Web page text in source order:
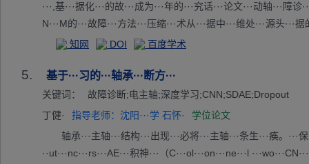
···,基···据化···的故···成为···年的···究话···论文···动轴···障
N···M的···故障···方法···压缩···术从···据中···维处···源头···
的提···的能···以使···卷积···络（···NN···特征···为了···络的
··的特···能力···达到···%的···果,···的工···样本···集存···衡现
声···的影···相同···,而···DC···2D···对含···特征···明显···精度
···对加···进行···理,···TM···非线···映射···特征···能力···加强
知网 DOI 百度学术
5. 基于···习的···轴承···断方···
关键词：
故障诊断;电主轴;深度学习;CNN;SDAE;Dropout
丁健·
指导老师：沈阳···学 石怀·
学位论文
轴承···主轴···结构···出现···必将···主轴···条生···痪。···
··ut···nc···rs···AE···积神···（C···ol···on···ne···l